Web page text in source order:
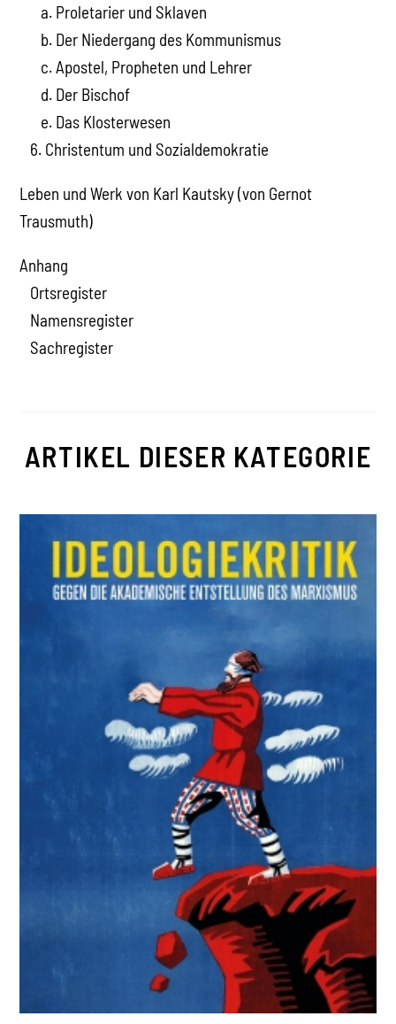
a. Proletarier und Sklaven
b. Der Niedergang des Kommunismus
c. Apostel, Propheten und Lehrer
d. Der Bischof
e. Das Klosterwesen
6. Christentum und Sozialdemokratie
Leben und Werk von Karl Kautsky (von Gernot
Trausmuth)
Anhang
Ortsregister
Namensregister
Sachregister
ARTIKEL DIESER KATEGORIE